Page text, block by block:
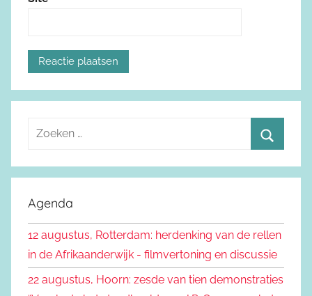
e
e
n
a
o
e
n
Agenda
12 augustus, Rotterdam: herdenking van de rellen
in de Afrikaanderwijk - filmvertoning en discussie
22 augustus, Hoorn: zesde van tien demonstraties